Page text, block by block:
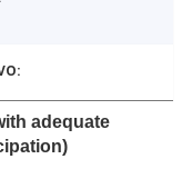
adequate